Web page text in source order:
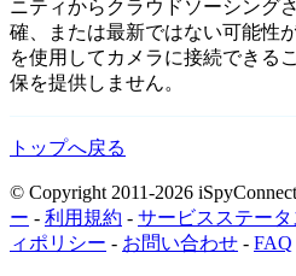
ニティからクラウドソーシング
確、または最新ではない可能性
を使用してカメラに接続できる
保を提供しません。
トップへ戻る
© Copyright 2011-2026
ー - 利用規約 - サービスステータ
ィポリシー - お問い合わせ - FAQ